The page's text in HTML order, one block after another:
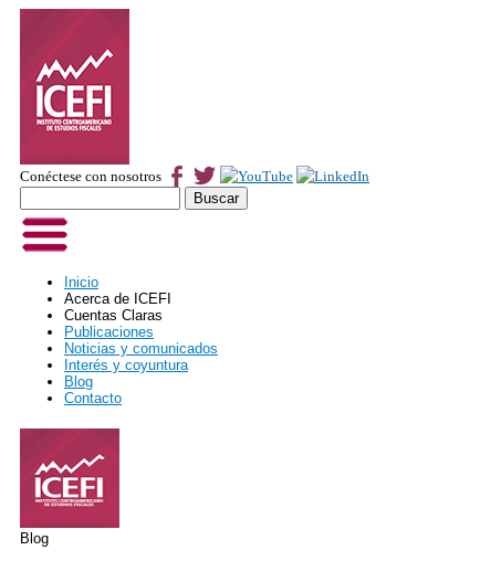
Conéctese con nosotros
Formulario de búsqueda
Inicio
Acerca de ICEFI
Cuentas Claras
Publicaciones
Noticias y comunicados
Interés y coyuntura
Blog
Contacto
Blog